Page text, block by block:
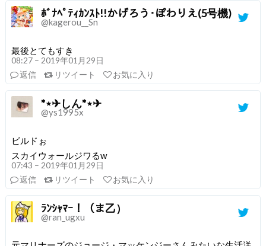
ﾎﾞﾅﾍﾟﾃｨｶﾝｽﾄ!!かげろう･ぽわりえ(5号機)
@kagerou__Sn
最後とてもすき
08:27 – 2019年01月29日
返信
リツイート お気に入り
*⋆✈︎しん*⋆✈︎
@ys1995x
ビルドぉ
スカイウォールジワるw
07:43 – 2019年01月29日
返信
リツイート お気に入り
ﾗﾝｼｬﾏｰ！（ま乙）
@ran_ugxu